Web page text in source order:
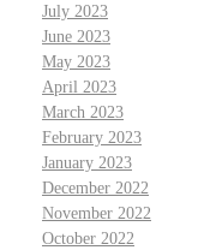
July 2023
June 2023
May 2023
April 2023
March 2023
February 2023
January 2023
December 2022
November 2022
October 2022